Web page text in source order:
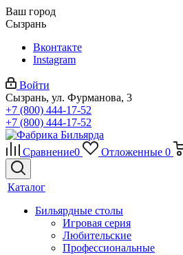
Ваш город
Сызрань
Вконтакте
Instagram
Войти
Сызрань, ул. Фурманова, 3
+7 (800) 444-17-52
+7 (800) 444-17-52
Сравнение0 Отложенные 0
Каталог
Бильярдные столы
Игровая серия
Любительские
Профессиональные